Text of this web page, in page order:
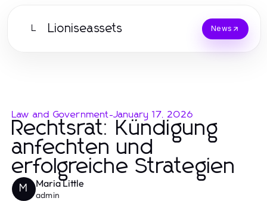
L Lioniseassets News
Law and Government-January 17, 2026
Rechtsrat: Kündigung
anfechten und
erfolgreiche Strategien
M Maria Little
admin